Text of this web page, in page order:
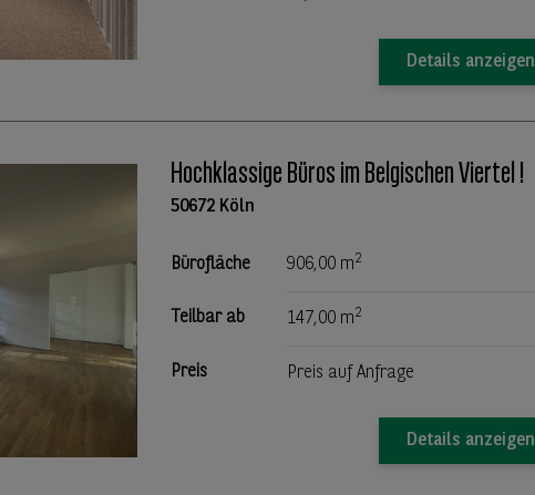
Details anzeigen
Hochklassige Büros im Belgischen Viertel !
50672 Köln
Bürofläche 906,00 m2
Teilbar ab 147,00 m2
Preis Preis auf Anfrage
Details anzeigen